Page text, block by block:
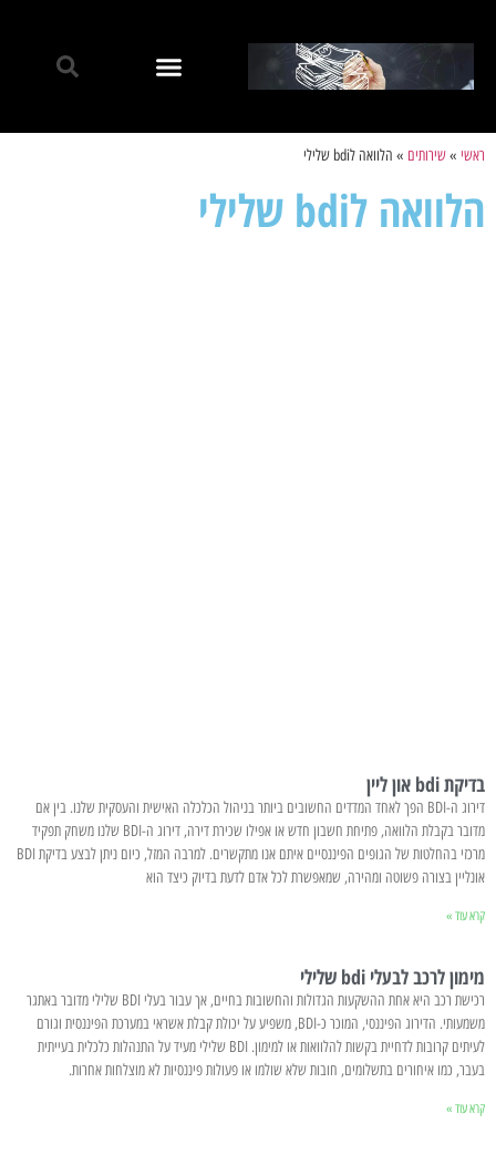
ראשי »שירותים » הלוואה לbdi שלילי
הלוואה לbdi שלילי
בדיקת bdi און ליין
דירוג ה-BDI הפך לאחד המדדים החשובים ביותר בניהול הכלכלה האישית והעסקית שלנו. בין אם
מדובר בקבלת הלוואה, פתיחת חשבון חדש או אפילו שכירת דירה, דירוג ה-BDI שלנו משחק תפקיד
מרכזי בהחלטות של הגופים הפיננסיים איתם אנו מתקשרים. למרבה המזל, כיום ניתן לבצע בדיקת BDI
אונליין בצורה פשוטה ומהירה, שמאפשרת לכל אדם לדעת בדיוק כיצד הוא
קרא עוד »
מימון לרכב לבעלי bdi שלילי
רכישת רכב היא אחת ההשקעות הגדולות והחשובות בחיים, אך עבור בעלי BDI שלילי מדובר באתגר
משמעותי. הדירוג הפיננסי, המוכר כ-BDI, משפיע על יכולת קבלת אשראי במערכת הפיננסית וגורם
לעיתים קרובות לדחיית בקשות להלוואות או למימון. BDI שלילי מעיד על התנהלות כלכלית בעייתית
בעבר, כמו איחורים בתשלומים, חובות שלא שולמו או פעולות פיננסיות לא מוצלחות אחרות.
קרא עוד »